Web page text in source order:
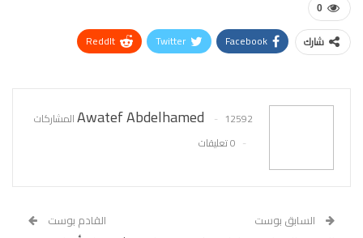
0
شارك Facebook
Twitter
ReddIt
Awatef Abdelhamed
12592 المشاركات
0 تعليقات
السابق بوست القادم بوست